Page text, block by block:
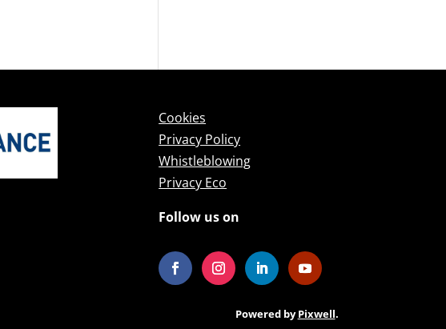
Cookies
Privacy Policy
Whistleblowing
Privacy Eco
Follow us on
Powered byPixwell.